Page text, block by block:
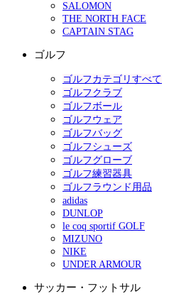
SALOMON
THE NORTH FACE
CAPTAIN STAG
ゴルフ
ゴルフカテゴリすべて
ゴルフクラブ
ゴルフボール
ゴルフウェア
ゴルフバッグ
ゴルフシューズ
ゴルフグローブ
ゴルフ練習器具
ゴルフラウンド用品
adidas
DUNLOP
le coq sportif GOLF
MIZUNO
NIKE
UNDER ARMOUR
サッカー・フットサル